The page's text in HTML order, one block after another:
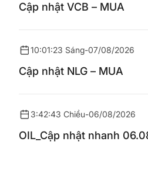
Cập nhật VCB – MUA
10:01:23 Sáng-07/08/2026
Cập nhật NLG – MUA
3:42:43 Chiều-06/08/2026
OIL_Cập nhật nhanh